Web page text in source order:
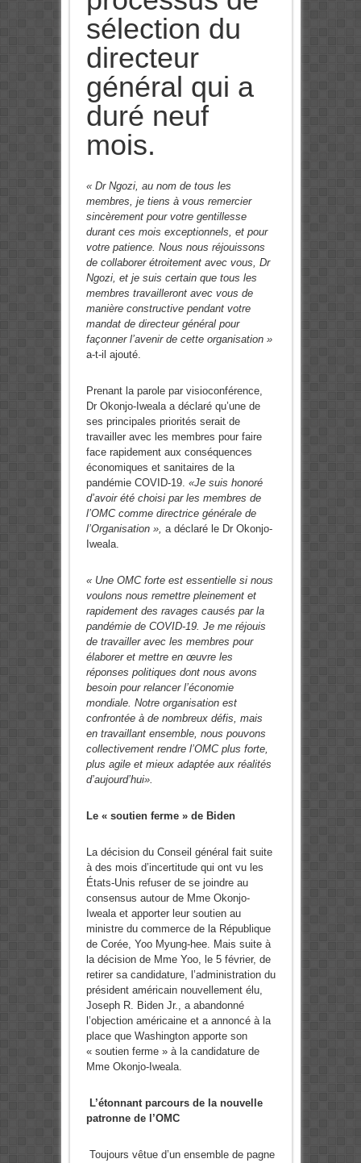
sélection du
directeur
général qui a
duré neuf
mois.
« Dr Ngozi, au nom de tous les
membres, je tiens à vous remercier
sincèrement pour votre gentillesse
durant ces mois exceptionnels, et pour
votre patience. Nous nous réjouissons
de collaborer étroitement avec vous, Dr
Ngozi, et je suis certain que tous les
membres travailleront avec vous de
manière constructive pendant votre
mandat de directeur général pour
façonner l’avenir de cette organisation »
a-t-il ajouté.
Prenant la parole par visioconférence,
Dr Okonjo-Iweala a déclaré qu’une de
ses principales priorités serait de
travailler avec les membres pour faire
face rapidement aux conséquences
économiques et sanitaires de la
pandémie COVID-19. «Je suis honoré
d’avoir été choisi par les membres de
l’OMC comme directrice générale de
l’Organisation », a déclaré le Dr Okonjo-
Iweala.
« Une OMC forte est essentielle si nous
voulons nous remettre pleinement et
rapidement des ravages causés par la
pandémie de COVID-19. Je me réjouis
de travailler avec les membres pour
élaborer et mettre en œuvre les
réponses politiques dont nous avons
besoin pour relancer l’économie
mondiale. Notre organisation est
confrontée à de nombreux défis, mais
en travaillant ensemble, nous pouvons
collectivement rendre l’OMC plus forte,
plus agile et mieux adaptée aux réalités
d’aujourd’hui».
Le « soutien ferme » de Biden
La décision du Conseil général fait suite
à des mois d’incertitude qui ont vu les
États-Unis refuser de se joindre au
consensus autour de Mme Okonjo-
Iweala et apporter leur soutien au
ministre du commerce de la République
de Corée, Yoo Myung-hee. Mais suite à
la décision de Mme Yoo, le 5 février, de
retirer sa candidature, l’administration du
président américain nouvellement élu,
Joseph R. Biden Jr., a abandonné
l’objection américaine et a annoncé à la
place que Washington apporte son
« soutien ferme » à la candidature de
Mme Okonjo-Iweala.
L’étonnant parcours de la nouvelle
patronne de l’OMC
Toujours vêtue d’un ensemble de pagne